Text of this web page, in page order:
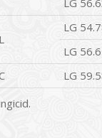
LG
LG
LG